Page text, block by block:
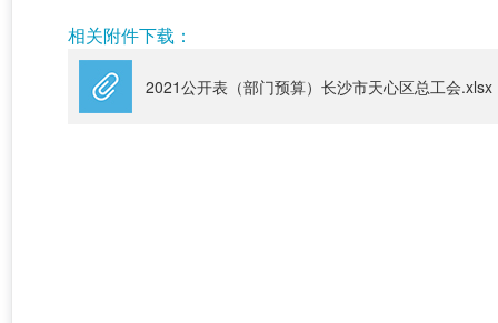
相关附件下载：
2021公开表（部门预算）长沙市天心区总工会.xlsx